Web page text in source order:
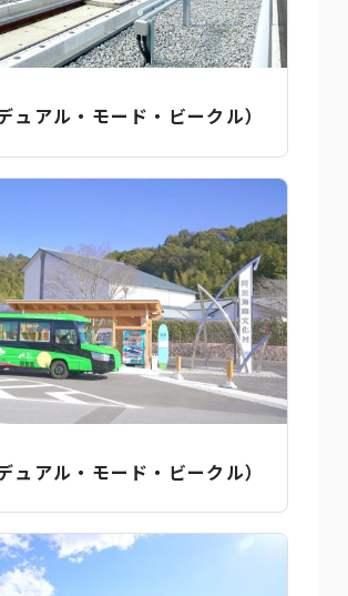
ュアル・モード・ビークル）
ュアル・モード・ビークル）